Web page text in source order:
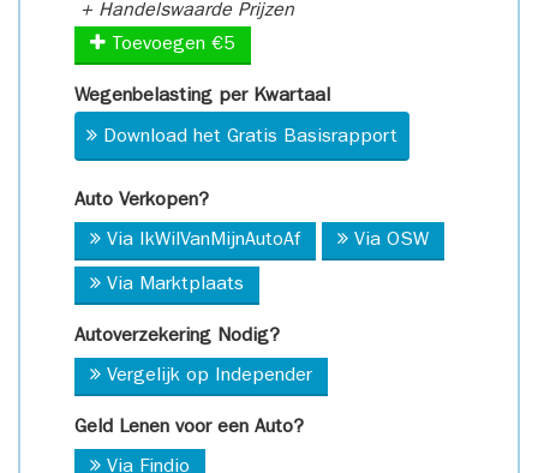
+ Handelswaarde Prijzen
Toevoegen €5
Wegenbelasting per Kwartaal
Download het Gratis Basisrapport
Auto Verkopen?
Via IkWilVanMijnAutoAf Via OSW
Via Marktplaats
Autoverzekering Nodig?
Vergelijk op Independer
Geld Lenen voor een Auto?
Via Findio